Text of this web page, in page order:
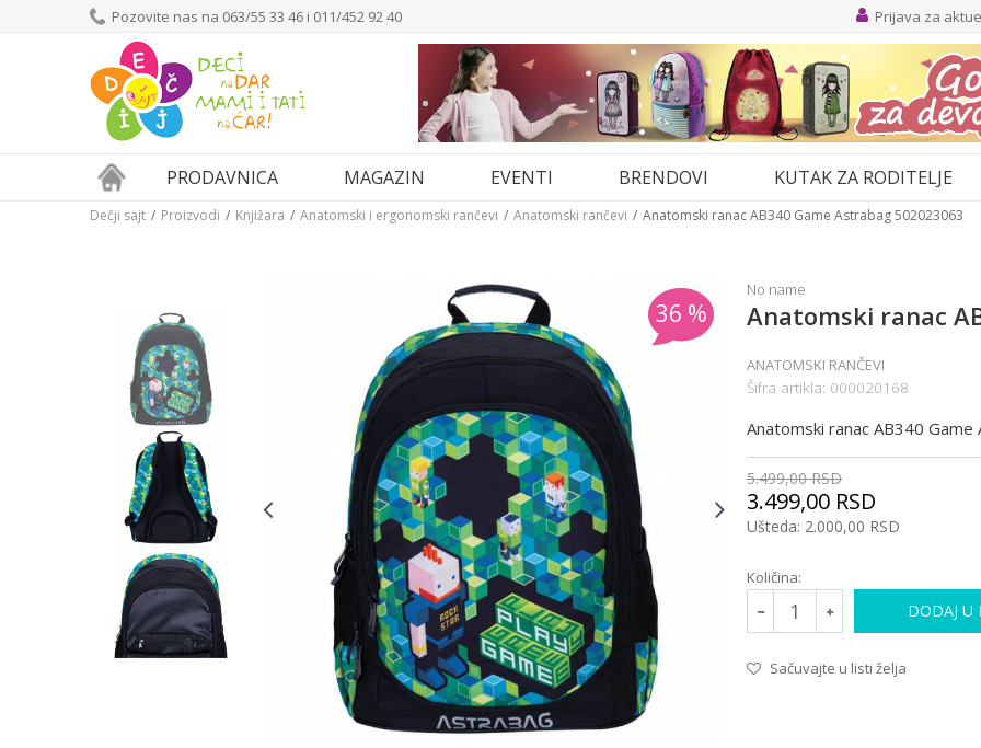
Pozovite nas na 063/55 33 46 i 011/452 92 40 Prijava za
PRODAVNICA MAGAZIN EVENTI BRENDOVI KUTAK ZA RODITELJE
Dečji sajt Proizvodi Knjižara Anatomski i ergonomski rančevi Anatomski rančevi Anatomski ranac AB340 Game Astrabag 502023063
36 %
No name
Anatomski ranac
ANATOMSKI RANČEVI
Šifra artikla: 000020168
Anatomski ranac AB340
5.499,00 RSD
3.499,00 RSD
Ušteda: 2.000,00 RSD
Količina:
DODAJ U
Sačuvajte u listi želja